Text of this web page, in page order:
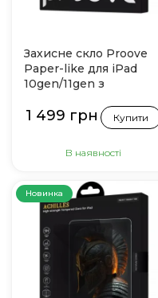
Захисне скло Proove
Paper-like для iPad
10gen/11gen з
1 499 грн Купити
В наявності
Новинка